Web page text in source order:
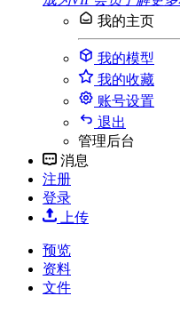
我的主页
我的模型
我的收藏
账号设置
退出
管理后台
消息
注册
登录
上传
预览
资料
文件